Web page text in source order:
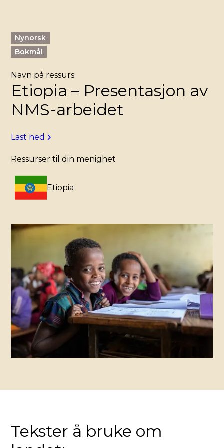
Nynorsk
Bokmål
Navn på ressurs:
Etiopia – Presentasjon av
NMS-arbeidet
Last ned
Ressurser til din menighet
Etiopia
Tekster å bruke om